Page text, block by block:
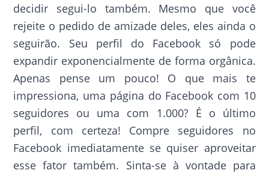
decidir segui-lo também. Mesmo que você
rejeite o pedido de amizade deles, eles ainda o
seguirão. Seu perfil do Facebook só pode
expandir exponencialmente de forma orgânica.
Apenas pense um pouco! O que mais te
impressiona, uma página do Facebook com 10
seguidores ou uma com 1.000? É o último
perfil, com certeza! Compre seguidores no
Facebook imediatamente se quiser aproveitar
esse fator também. Sinta-se à vontade para